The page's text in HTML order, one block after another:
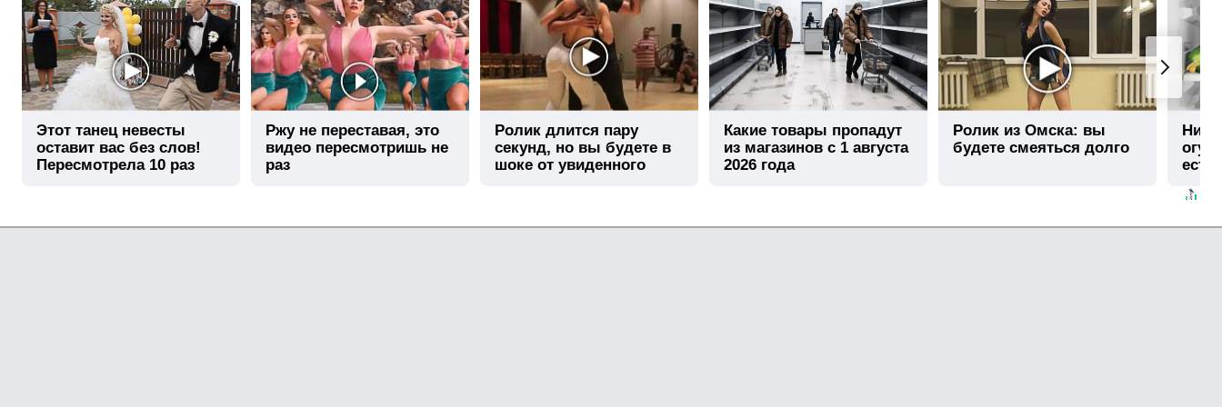
Этот танец невесты
оставит вас без слов!
Пересмотрела 10 раз
Ржу не переставая, это
видео пересмотришь не
раз
Ролик длится пару
секунд, но вы будете в
шоке от увиденного
Какие товары пропадут
из магазинов с 1 августа
2026 года
Ролик из Омска: вы
будете смеяться долго
есть